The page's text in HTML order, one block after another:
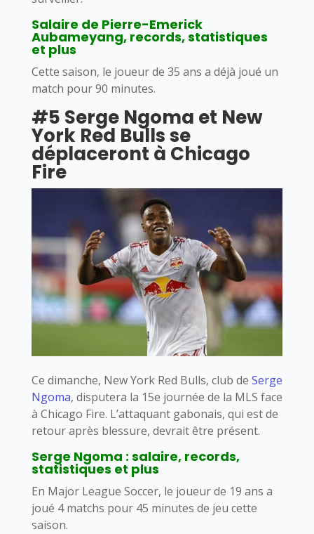
Salaire de Pierre-Emerick
Aubameyang, records, statistiques
et plus
Cette saison, le joueur de 35 ans a déjà joué un
match pour 90 minutes.
#5 Serge Ngoma et New
York Red Bulls se
déplaceront à Chicago
Fire
Ce dimanche, New York Red Bulls, club de Serge
Ngoma, disputera la 15e journée de la MLS face
à Chicago Fire. L’attaquant gabonais, qui est de
retour après blessure, devrait être présent.
Serge Ngoma : salaire, records,
statistiques et plus
En Major League Soccer, le joueur de 19 ans a
joué 4 matchs pour 45 minutes de jeu cette
saison.